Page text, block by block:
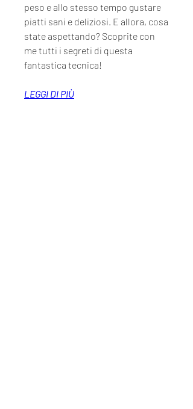
peso e allo stesso tempo gustare
piatti sani e deliziosi. E allora, cosa
state aspettando? Scoprite con
me tutti i segreti di questa
fantastica tecnica!
LEGGI DI PIÙ